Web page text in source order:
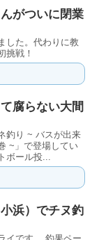
がついに閉業
した。代わりに教
挑戦！
腐らない大間
釣り ~ バスが出来
~」で登場してい
ボール投...
浜）でチヌ釣